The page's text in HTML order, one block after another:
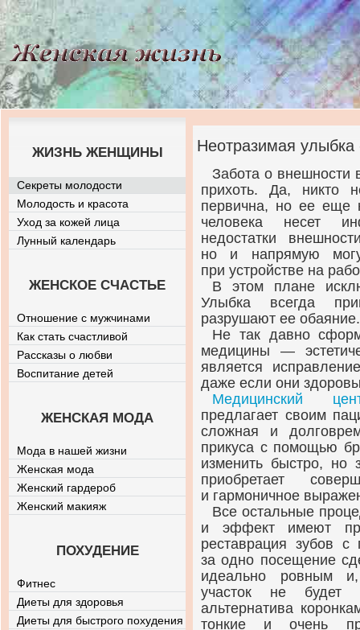
Неотразимая улыбка
Забота о внешности
прихоть. Да, никто
первична, но ее еще
человека несет
недостатки
но и напрямую
при устройстве на
В этом плане
Улыбка всегда
разрушают ее обаяние.
Не так давно
медицины —
является
даже если они
Медицинский
предлагает своим
сложная и
прикуса с помощью
изменить быстро, но
приобретает
и гармоничное
Все остальные
и эффект имеют
реставрация зубов
за одно посещение
идеально ровным и,
участок не будет
альтернатива
тонкие и очень
ЖИЗНЬ ЖЕНЩИНЫ
Секреты молодости
Молодость и красота
Уход за кожей лица
Лунный календарь
ЖЕНСКОЕ СЧАСТЬЕ
Отношение с мужчинами
Как стать счастливой
Рассказы о любви
Воспитание детей
ЖЕНСКАЯ МОДА
Мода в нашей жизни
Женская мода
Женский гардероб
Женский макияж
ПОХУДЕНИЕ
Фитнес
Диеты для здоровья
Диеты для быстрого похудения